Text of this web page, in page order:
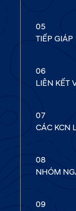
05
TIẾP GIÁP
06
LIÊN KẾT
07
CÁC KCN
08
NHÓM
09